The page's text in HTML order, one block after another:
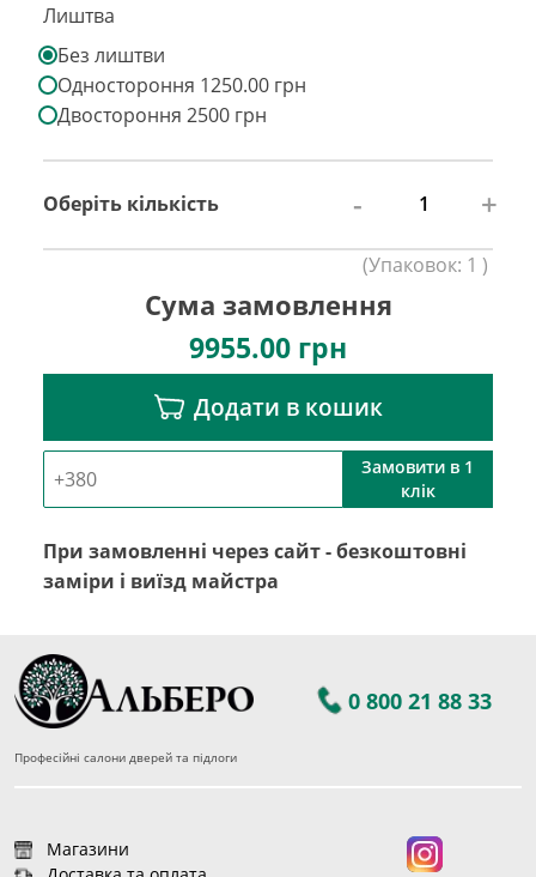
Лиштва
Без лиштви
Одностороння 1250.00 грн
Двостороння 2500 грн
Оберіть кількість - +
(Упаковок: 1 )
Сума замовлення
9955.00 грн
Додати в кошик
Замовити в 1
клік
При замовленні через сайт - безкоштовні
заміри і виїзд майстра
0 800 21 88 33
Професійні салони дверей та підлоги
Магазини